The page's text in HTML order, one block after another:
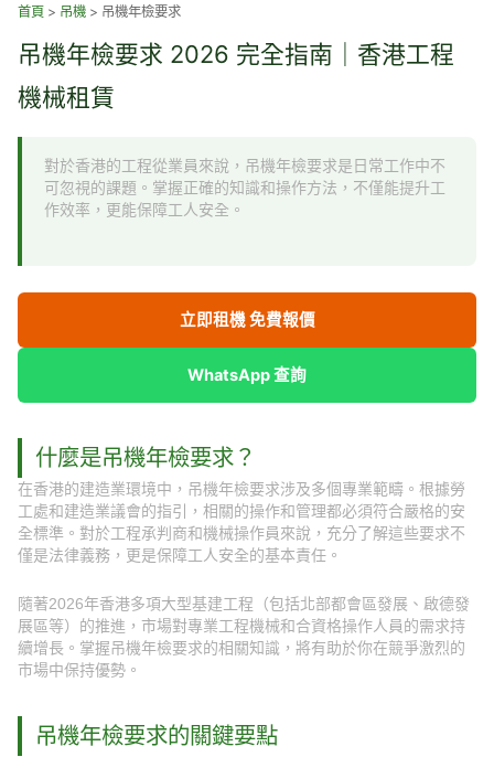
首頁 > 吊機 > 吊機年檢要求
吊機年檢要求 2026 完全指南｜香港工程
機械租賃
對於香港的工程從業員來說，吊機年檢要求是日常工作中不
可忽視的課題。掌握正確的知識和操作方法，不僅能提升工
作效率，更能保障工人安全。
立即租機 免費報價
WhatsApp 查詢
什麼是吊機年檢要求？
在香港的建造業環境中，吊機年檢要求涉及多個專業範疇。根據勞
工處和建造業議會的指引，相關的操作和管理都必須符合嚴格的安
全標準。對於工程承判商和機械操作員來說，充分了解這些要求不
僅是法律義務，更是保障工人安全的基本責任。
隨著2026年香港多項大型基建工程（包括北部都會區發展、啟德發
展區等）的推進，市場對專業工程機械和合資格操作人員的需求持
續增長。掌握吊機年檢要求的相關知識，將有助於你在競爭激烈的
市場中保持優勢。
吊機年檢要求的關鍵要點